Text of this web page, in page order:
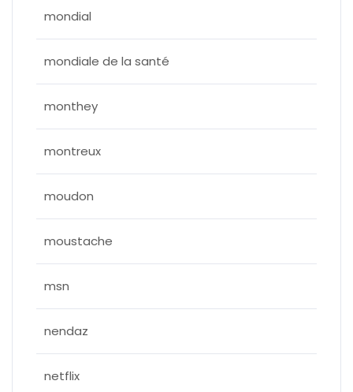
mondial
mondiale de la santé
monthey
montreux
moudon
moustache
msn
nendaz
netflix